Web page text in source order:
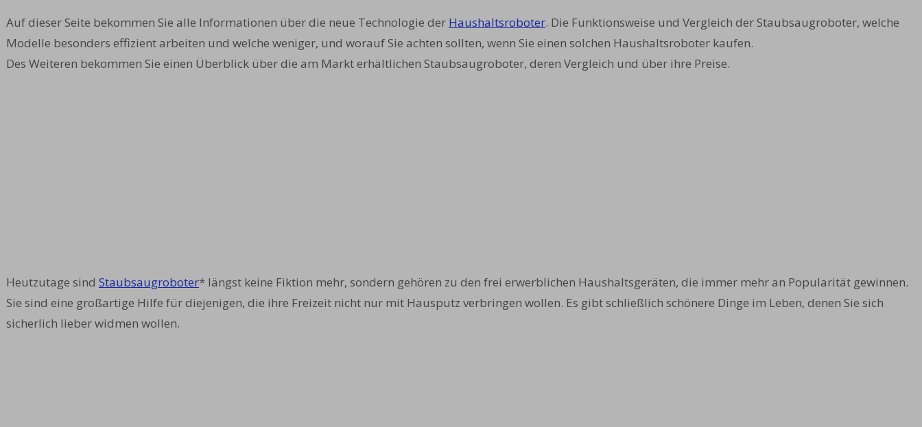
Auf dieser Seite bekommen Sie alle Informationen über die neue Technologie der Haushaltsroboter. Die Funktionsweise und Vergleich der Staubsaugroboter, welche
Modelle besonders effizient arbeiten und welche weniger, und worauf Sie achten sollten, wenn Sie einen solchen Haushaltsroboter kaufen.
Des Weiteren bekommen Sie einen Überblick über die am Markt erhältlichen Staubsaugroboter, deren Vergleich und über ihre Preise.
Heutzutage sind Staubsaugroboter* längst keine Fiktion mehr, sondern gehören zu den frei erwerblichen Haushaltsgeräten, die immer mehr an Popularität gewinnen.
Sie sind eine großartige Hilfe für diejenigen, die ihre Freizeit nicht nur mit Hausputz verbringen wollen. Es gibt schließlich schönere Dinge im Leben, denen Sie sich
sicherlich lieber widmen wollen.